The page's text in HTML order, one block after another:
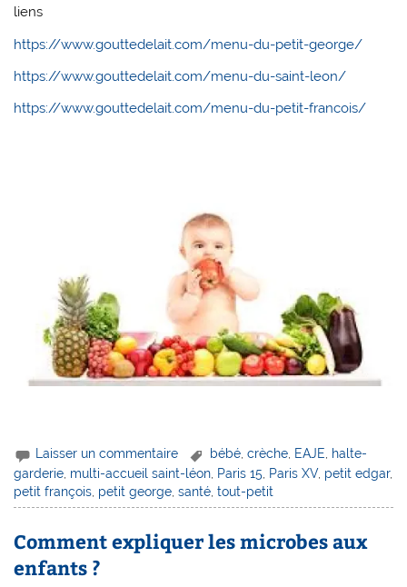
liens
https://www.gouttedelait.com/menu-du-petit-george/
https://www.gouttedelait.com/menu-du-saint-leon/
https://www.gouttedelait.com/menu-du-petit-francois/
Laisser un commentaire bébé,crèche, EAJE, halte-
garderie multi-accueil saint-léon Paris 15 Paris XV, petit edgar,
petit françois petit george ,santé ,tout-petit
Comment expliquer les microbes aux
enfants ?